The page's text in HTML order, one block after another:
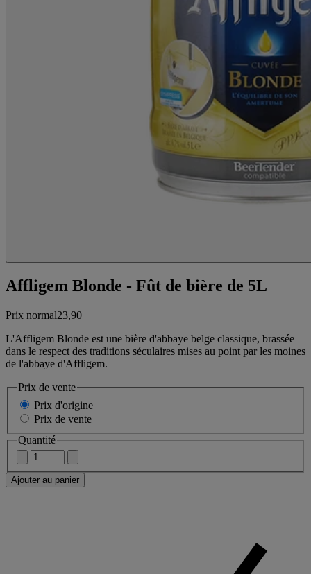
Affligem Blonde - Fût de bière de 5L
Prix normal23,90
L'Affligem Blonde est une bière d'abbaye belge classique, brassée
dans le respect des traditions séculaires mises au point par les moines
de l'abbaye d'Affligem.
Prix de vente
Prix d'origine
Prix de vente
Quantité
Ajouter au panier